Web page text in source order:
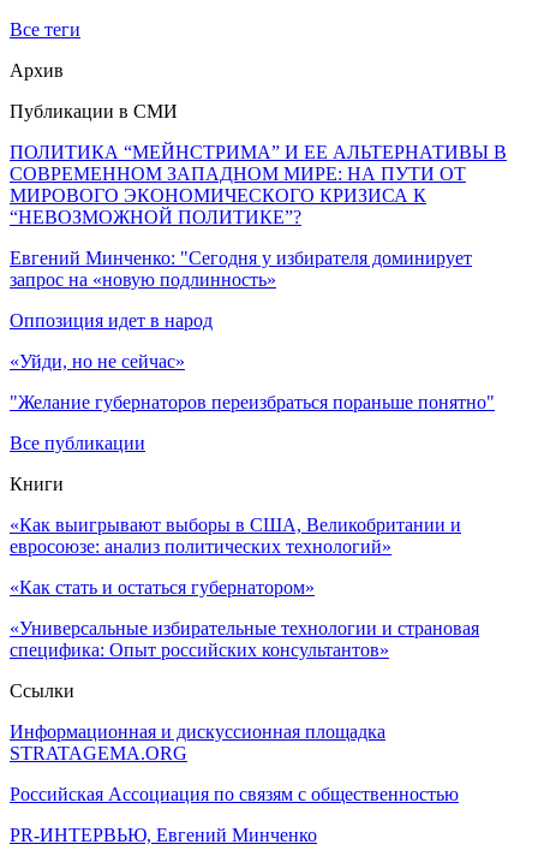
Все теги
Архив
Публикации в СМИ
ПОЛИТИКА “МЕЙНСТРИМА” И ЕЕ АЛЬТЕРНАТИВЫ В
СОВРЕМЕННОМ ЗАПАДНОМ МИРЕ: НА ПУТИ ОТ
МИРОВОГО ЭКОНОМИЧЕСКОГО КРИЗИСА К
“НЕВОЗМОЖНОЙ ПОЛИТИКЕ”?
Евгений Минченко: "Сегодня у избирателя доминирует
запрос на «новую подлинность»
Оппозиция идет в народ
«Уйди, но не сейчас»
"Желание губернаторов переизбраться пораньше понятно"
Все публикации
Книги
«Как выигрывают выборы в США, Великобритании и
евросоюзе: анализ политических технологий»
«Как стать и остаться губернатором»
«Универсальные избирательные технологии и страновая
специфика: Опыт российских консультантов»
Ссылки
Информационная и дискуссионная площадка
STRATAGEMA.ORG
Российская Ассоциация по связям с общественностью
PR-ИНТЕРВЬЮ, Евгений Минченко